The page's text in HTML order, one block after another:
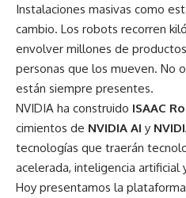
Instalaciones masivas como
cambio. Los robots recorren
envolver millones de
personas que los mueven. No
están siempre presentes.
NVIDIA ha construido ISAAC
cimientos de NVIDIA AI y
tecnologías que traerán
acelerada, inteligencia artificial
Hoy presentamos la plataforma